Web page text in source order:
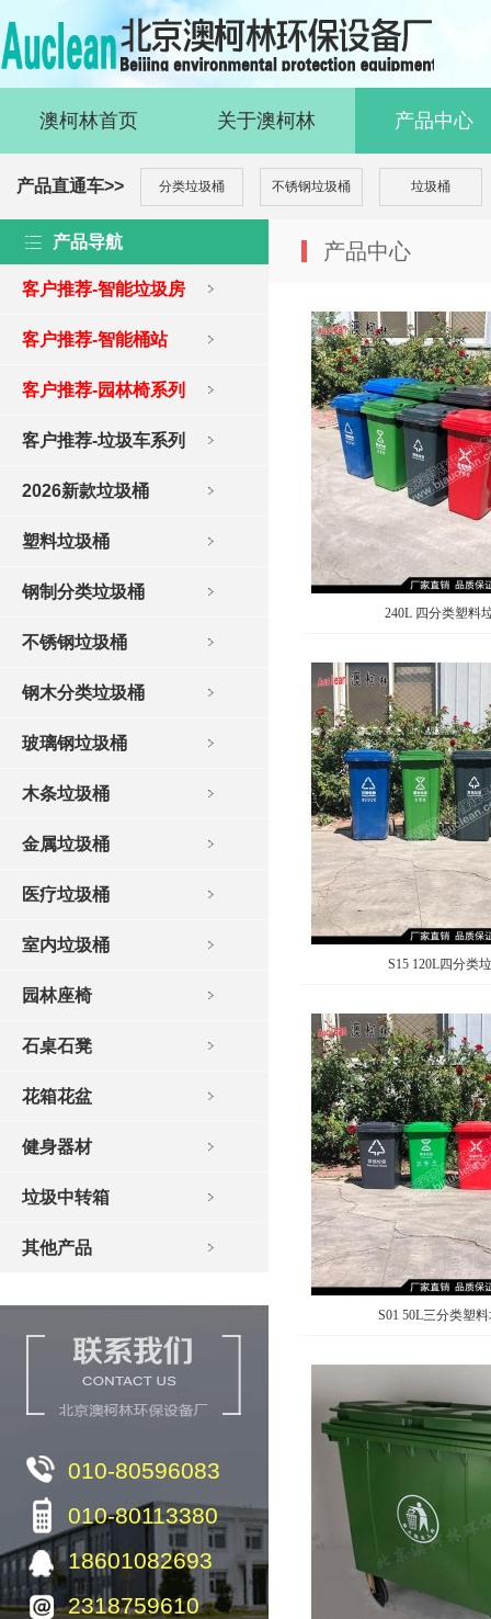
澳柯林首页 关于澳柯林 产品中心
产品直通车>> 分类垃圾桶 不锈钢垃圾桶 垃圾桶
产品导航
客户推荐-智能垃圾房
客户推荐-智能桶站
客户推荐-园林椅系列
客户推荐-垃圾车系列
2026新款垃圾桶
塑料垃圾桶
钢制分类垃圾桶
不锈钢垃圾桶
钢木分类垃圾桶
玻璃钢垃圾桶
木条垃圾桶
金属垃圾桶
医疗垃圾桶
室内垃圾桶
园林座椅
石桌石凳
花箱花盆
健身器材
垃圾中转箱
其他产品
010-80596083
010-80113380
18601082693
2318759610
产品中心
240L 四分类塑料
S15 120L四分类
S01 50L三分类塑